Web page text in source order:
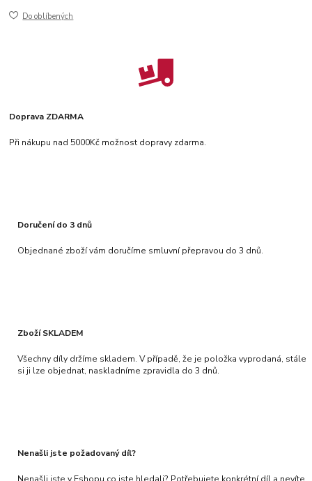
Do oblíbených
Doprava ZDARMA
Při nákupu nad 5000Kč možnost dopravy zdarma.
Doručení do 3 dnů
Objednané zboží vám doručíme smluvní přepravou do 3 dnů.
Zboží SKLADEM
Všechny díly držíme skladem. V případě, že je položka vyprodaná, stále
si ji lze objednat, naskladníme zpravidla do 3 dnů.
Nenašli jste požadovaný díl?